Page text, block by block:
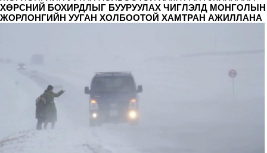
ХӨРСНИЙ БОХИРДЛЫГ БУУРУУЛАХ ЧИГЛЭЛД МОНГОЛЫН
ЖОРЛОНГИЙН УУГАН ХОЛБООТОЙ ХАМТРАН АЖИЛЛАНА